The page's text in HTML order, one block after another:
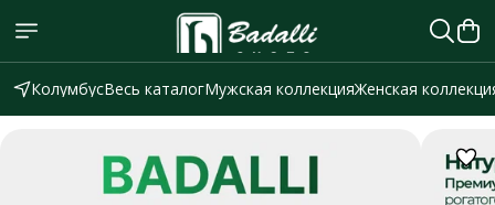
КолумбусВесь каталогМужская коллекцияЖенская